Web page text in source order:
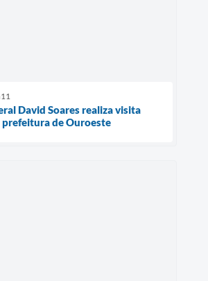
David Soares realiza visita
de Ouroeste